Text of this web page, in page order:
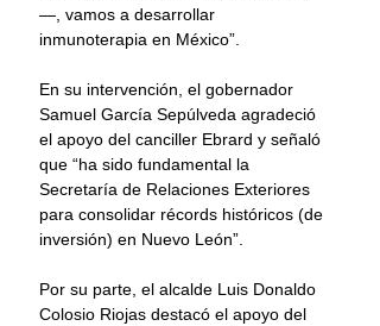
—, vamos a desarrollar
inmunoterapia en México”.
En su intervención, el gobernador
Samuel García Sepúlveda agradeció
el apoyo del canciller Ebrard y señaló
que “ha sido fundamental la
Secretaría de Relaciones Exteriores
para consolidar récords históricos (de
inversión) en Nuevo León”.
Por su parte, el alcalde Luis Donaldo
Colosio Riojas destacó el apoyo del